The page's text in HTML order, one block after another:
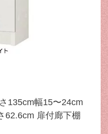
135cm幅15〜24cm
62.6cm 扉付廊下棚